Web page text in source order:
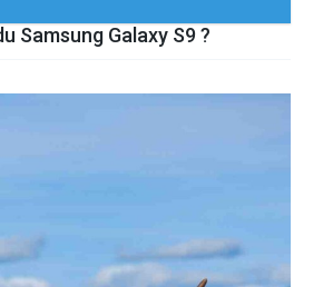
Samsung Galaxy S9 ?